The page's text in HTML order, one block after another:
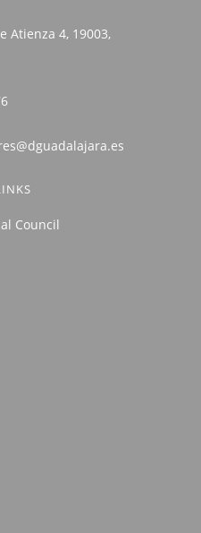
Atienza 4, 19003,
Council